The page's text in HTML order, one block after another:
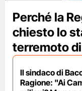
Perché la
chiesto lo
terremoto
Il sindaco di
Ragione: "Ai